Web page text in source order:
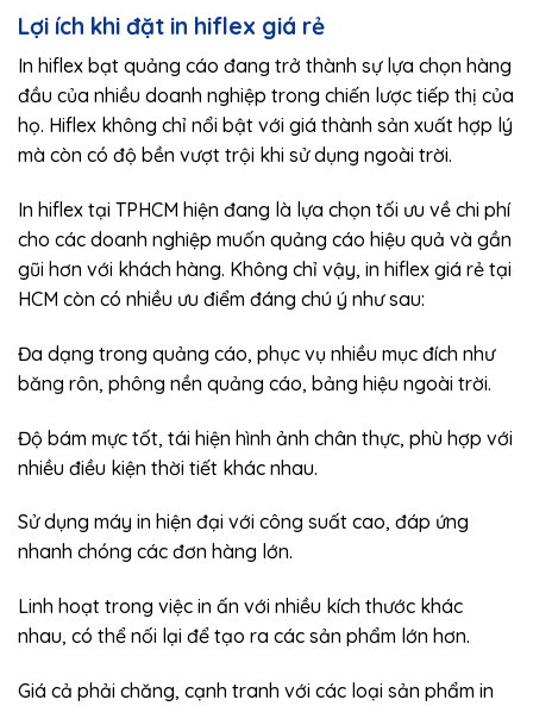
Lợi ích khi đặt in hiflex giá rẻ
In hiflex bạt quảng cáo đang trở thành sự lựa chọn hàng
đầu của nhiều doanh nghiệp trong chiến lược tiếp thị của
họ. Hiflex không chỉ nổi bật với giá thành sản xuất hợp lý
mà còn có độ bền vượt trội khi sử dụng ngoài trời.
In hiflex tại TPHCM hiện đang là lựa chọn tối ưu về chi phí
cho các doanh nghiệp muốn quảng cáo hiệu quả và gần
gũi hơn với khách hàng. Không chỉ vậy, in hiflex giá rẻ tại
HCM còn có nhiều ưu điểm đáng chú ý như sau:
Đa dạng trong quảng cáo, phục vụ nhiều mục đích như
băng rôn, phông nền quảng cáo, bảng hiệu ngoài trời.
Độ bám mực tốt, tái hiện hình ảnh chân thực, phù hợp với
nhiều điều kiện thời tiết khác nhau.
Sử dụng máy in hiện đại với công suất cao, đáp ứng
nhanh chóng các đơn hàng lớn.
Linh hoạt trong việc in ấn với nhiều kích thước khác
nhau, có thể nối lại để tạo ra các sản phẩm lớn hơn.
Giá cả phải chăng, cạnh tranh với các loại sản phẩm in